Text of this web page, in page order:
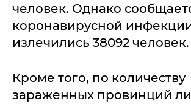
человек. Однако
коронавирусной
излечились 38092 человек.
Кроме того, по количеству
зараженных провинций